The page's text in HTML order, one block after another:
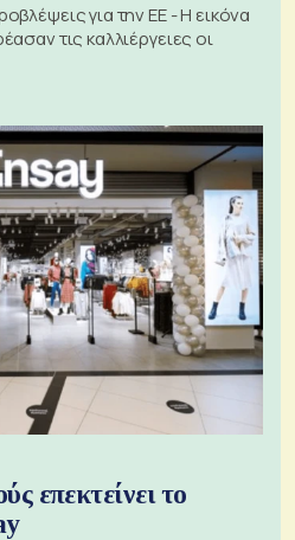
για την ΕΕ - Η εικόνα
τις καλλιέργειες οι
επεκτείνει το